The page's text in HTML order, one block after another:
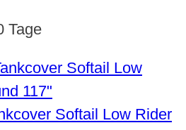
Tage
Softail Low Rider